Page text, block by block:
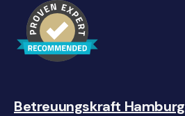
Betreuungskraft Hamburg